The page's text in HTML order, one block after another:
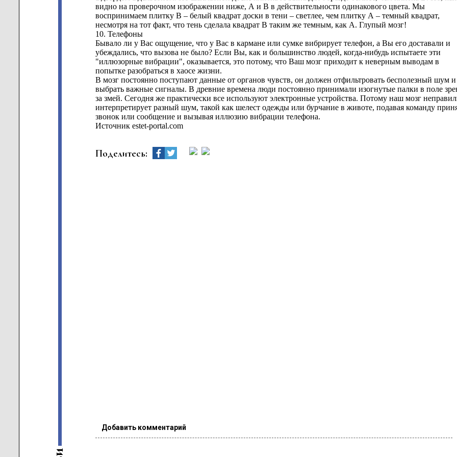
видно на проверочном изображении ниже, А и В в действительности одинакового цвета. Мы
воспринимаем плитку В – белый квадрат доски в тени – светлее, чем плитку А – темный квадрат,
несмотря на тот факт, что тень сделала квадрат В таким же темным, как А. Глупый мозг!
10. Телефоны
Бывало ли у Вас ощущение, что у Вас в кармане или сумке вибрирует телефон, а Вы его доставали и
убеждались, что вызова не было? Если Вы, как и большинство людей, когда-нибудь испытаете эти
"иллюзорные вибрации", оказывается, это потому, что Ваш мозг приходит к неверным выводам в
попытке разобраться в хаосе жизни.
В мозг постоянно поступают данные от органов чувств, он должен отфильтровать бесполезный шум и
выбрать важные сигналы. В древние времена люди постоянно принимали изогнутые палки в поле
за змей. Сегодня же практически все используют электронные устройства. Потому наш мозг
интерпретирует разный шум, такой как шелест одежды или бурчание в животе, подавая команду
звонок или сообщение и вызывая иллюзию вибрации телефона.
Источник estet-portal.com
Поделитесь:
Добавить комментарий
и